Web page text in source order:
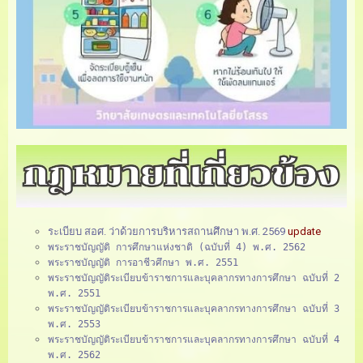
ระเบียบ สอศ. ว่าด้วยการบริหารสถานศึกษา พ.ศ. 2569 update
พระราชบัญญัติ การศึกษาแห่งชาติ (ฉบับที่ 4) พ.ศ. 2562
พระราชบัญญัติ การอาชีวศึกษา พ.ศ. 2551
พระราชบัญญัติระเบียบข้าราชการและบุคลากรทางการศึกษา ฉบับที่ 2
พ.ศ. 2551
พระราชบัญญัติระเบียบข้าราชการและบุคลากรทางการศึกษา ฉบับที่ 3
พ.ศ. 2553
พระราชบัญญัติระเบียบข้าราชการและบุคลากรทางการศึกษา ฉบับที่ 4
พ.ศ. 2562